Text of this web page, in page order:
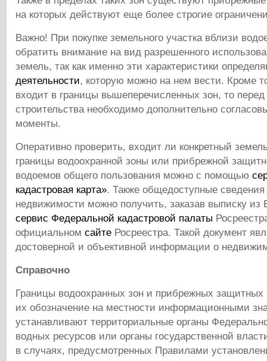
на которых действуют еще более строгие
Важно! При покупке земельного участка вблизи
обратить внимание на вид разрешенного
земель, так как именно эти характеристики
деятельности, которую можно на нем вести. Кроме
входит в границы вышеперечисленных зон, то
строительства необходимо дополнительно
моменты.
Оперативно проверить, входит ли конкретный
границы водоохранной зоны или прибрежной
водоемов общего пользования можно с помощью
кадастровая карта». Также общедоступные сведения
недвижимости можно получить, заказав выписку
сервис Федеральной кадастровой палаты
официальном сайте Росреестра. Такой документ
достоверной и объективной информации о
Справочно
Границы водоохранных зон и прибрежных защитных
их обозначение на местности информационными
устанавливают территориальные органы
водных ресурсов или органы государственной
в случаях, предусмотренных Правилами